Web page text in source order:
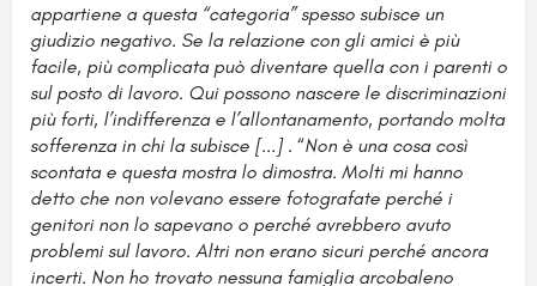
appartiene a questa “categoria” spesso subisce un
giudizio negativo. Se la relazione con gli amici è più
facile, più complicata può diventare quella con i parenti o
sul posto di lavoro. Qui possono nascere le discriminazioni
più forti, l’indifferenza e l’allontanamento, portando molta
sofferenza in chi la subisce [...] . “Non è una cosa così
scontata e questa mostra lo dimostra. Molti mi hanno
detto che non volevano essere fotografate perché i
genitori non lo sapevano o perché avrebbero avuto
problemi sul lavoro. Altri non erano sicuri perché ancora
incerti. Non ho trovato nessuna famiglia arcobaleno